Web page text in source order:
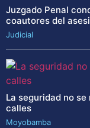
Juzgado Penal
coautores del
Judicial
La seguridad no
calles
Moyobamba